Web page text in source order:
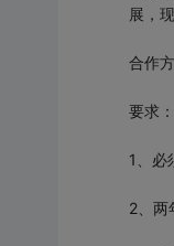
展，
合作
要求：
1、必
2、两